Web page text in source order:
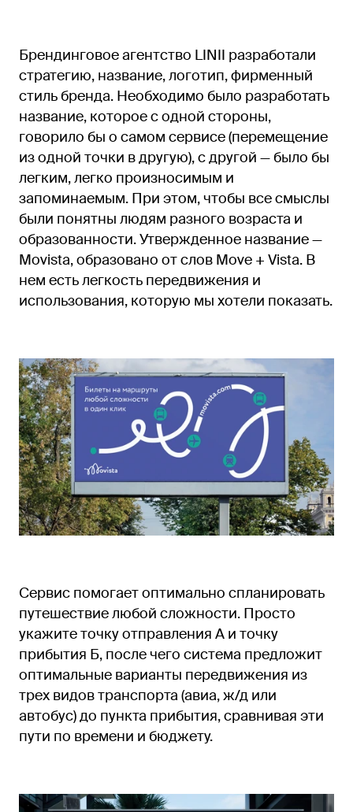
Брендинговое агентство LINII разработали
стратегию, название, логотип, фирменный
стиль бренда. Необходимо было разработать
название, которое с одной стороны,
говорило бы о самом сервисе (перемещение
из одной точки в другую), с другой — было бы
легким, легко произносимым и
запоминаемым. При этом, чтобы все смыслы
были понятны людям разного возраста и
образованности. Утвержденное название —
Movista, образовано от слов Move + Vista. В
нем есть легкость передвижения и
использования, которую мы хотели показать.
Сервис помогает оптимально спланировать
путешествие любой сложности. Просто
укажите точку отправления А и точку
прибытия Б, после чего система предложит
оптимальные варианты передвижения из
трех видов транспорта (авиа, ж/д или
автобус) до пункта прибытия, сравнивая эти
пути по времени и бюджету.